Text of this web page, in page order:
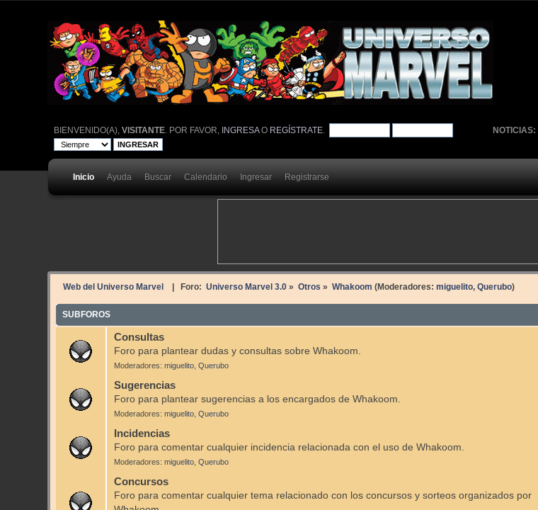
NOTICIAS:
BIENVENIDO(A), VISITANTE. POR FAVOR, INGRESAO REGÍSTRATE.
Inicio Ayuda Buscar Calendario Ingresar Registrarse
Web del Universo Marvel | Foro: Universo Marvel 3.0» Otros » Whakoom (Moderadores: miguelito, Querubo)
SUBFOROS
Consultas
Foro para plantear dudas y consultas sobre Whakoom.
Moderadores: miguelito, Querubo
Sugerencias
Foro para plantear sugerencias a los encargados de Whakoom.
Moderadores: miguelito, Querubo
Incidencias
Foro para comentar cualquier incidencia relacionada con el uso de Whakoom.
Moderadores: miguelito, Querubo
Concursos
Foro para comentar cualquier tema relacionado con los concursos y sorteos organizados por